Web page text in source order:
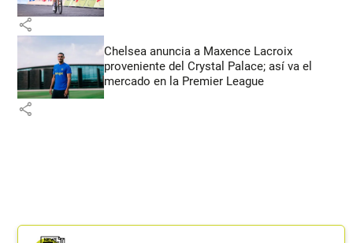
share
Chelsea anuncia a Maxence Lacroix
proveniente del Crystal Palace; así va el
mercado en la Premier League
share